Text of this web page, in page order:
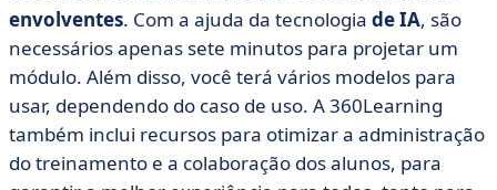
envolventes. Com a ajuda da tecnologia de IA, são
necessários apenas sete minutos para projetar um
módulo. Além disso, você terá vários modelos para
usar, dependendo do caso de uso. A 360Learning
também inclui recursos para otimizar a administração
do treinamento e a colaboração dos alunos, para